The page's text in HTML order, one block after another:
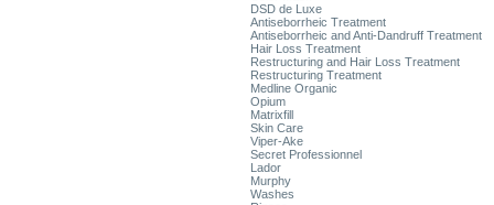
DSD de Luxe
Antiseborrheic Treatment
Antiseborrheic and Anti-Dandruff Treatment
Hair Loss Treatment
Restructuring and Hair Loss Treatment
Restructuring Treatment
Medline Organic
Opium
Matrixfill
Skin Care
Viper-Ake
Secret Professionnel
Lador
Murphy
Washes